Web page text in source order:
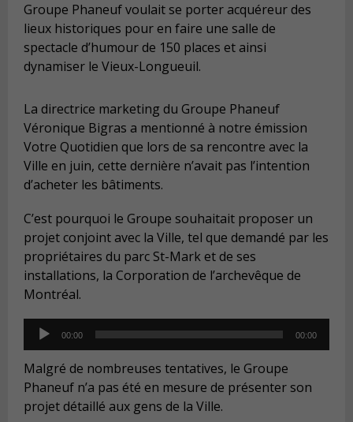
Groupe Phaneuf voulait se porter acquéreur des
lieux historiques pour en faire une salle de
spectacle d’humour de 150 places et ainsi
dynamiser le Vieux-Longueuil.
La directrice marketing du Groupe Phaneuf
Véronique Bigras a mentionné à notre émission
Votre Quotidien que lors de sa rencontre avec la
Ville en juin, cette dernière n’avait pas l’intention
d’acheter les bâtiments.
C’est pourquoi le Groupe souhaitait proposer un
projet conjoint avec la Ville, tel que demandé par les
propriétaires du parc St-Mark et de ses
installations, la Corporation de l’archevêque de
Montréal.
Audio
Player
00:00 00:00
Malgré de nombreuses tentatives, le Groupe
Phaneuf n’a pas été en mesure de présenter son
projet détaillé aux gens de la Ville.